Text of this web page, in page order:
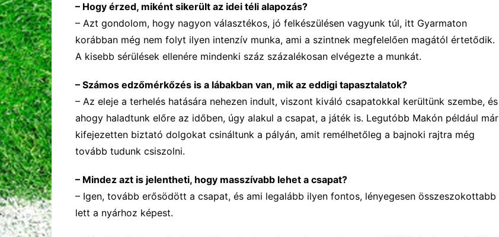
– Hogy érzed, miként sikerült az idei téli alapozás?
– Azt gondolom, hogy nagyon választékos, jó felkészülésen vagyunk túl, itt Gyarmaton
korábban még nem folyt ilyen intenzív munka, ami a szintnek megfelelően magától értetődik.
A kisebb sérülések ellenére mindenki száz százalékosan elvégezte a munkát.
– Számos edzőmérkőzés is a lábakban van, mik az eddigi tapasztalatok?
– Az eleje a terhelés hatására nehezen indult, viszont kiváló csapatokkal kerültünk szembe, és
ahogy haladtunk előre az időben, úgy alakul a csapat, a játék is. Legutóbb Makón például már
kifejezetten biztató dolgokat csináltunk a pályán, amit remélhetőleg a bajnoki rajtra még
tovább tudunk csiszolni.
– Mindez azt is jelentheti, hogy masszívabb lehet a csapat?
– Igen, tovább erősödött a csapat, és ami legalább ilyen fontos, lényegesen összeszokottabb
lett a nyárhoz képest.